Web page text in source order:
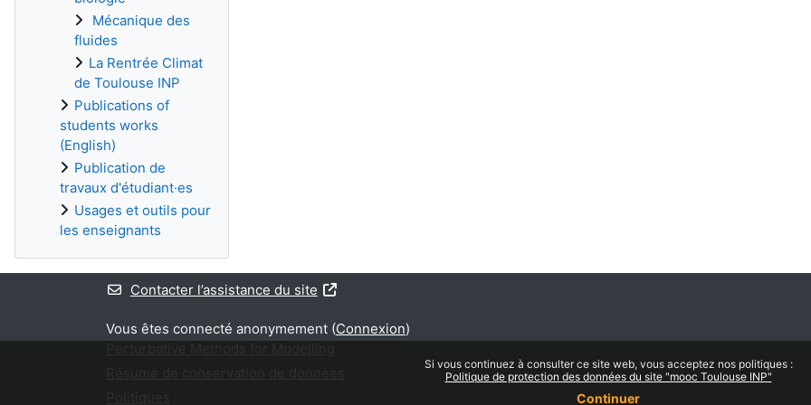
Si vous continuez à consulter ce site web, vous acceptez nos politiques :
Politique de protection des données du site "mooc Toulouse INP"
Continuer
Mécanique des
fluides
La Rentrée Climat
de Toulouse INP
Publications of
students works
(English)
Publication de
travaux d'étudiant·es
Usages et outils pour
les enseignants
Contacter l’assistance du site
Vous êtes connecté anonymement (Connexion)